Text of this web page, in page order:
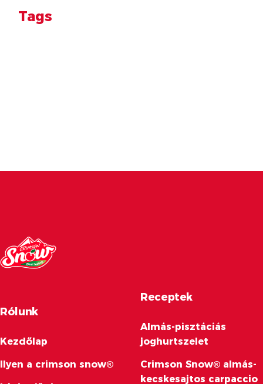
Tags
Rólunk
Kezdőlap
Ilyen a crimson snow®
Receptek
Almás-pisztáciás
joghurtszelet
Crimson Snow® almás-
kecskesajtos carpaccio